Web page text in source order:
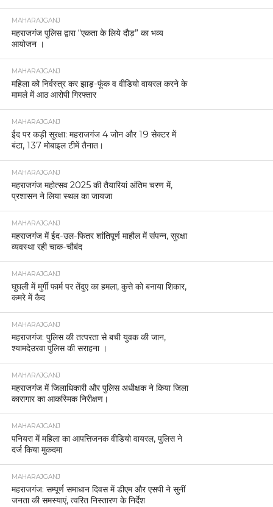
MAHARAJGANJ
महराजगंज पुलिस द्वारा “एकता के लिये दौड़” का भव्य
आयोजन ।
MAHARAJGANJ
महिला को निर्वस्त्र कर झाड़-फूंक व वीडियो वायरल करने के
मामले में आठ आरोपी गिरफ्तार
MAHARAJGANJ
ईद पर कड़ी सुरक्षा: महराजगंज 4 जोन और 19 सेक्टर में
बंटा, 137 मोबाइल टीमें तैनात।
MAHARAJGANJ
महराजगंज महोत्सव 2025 की तैयारियां अंतिम चरण में,
प्रशासन ने लिया स्थल का जायजा
MAHARAJGANJ
महराजगंज में ईद-उल-फितर शांतिपूर्ण माहौल में संपन्न, सुरक्षा
व्यवस्था रही चाक-चौबंद
MAHARAJGANJ
घुघली में मुर्गी फार्म पर तेंदुए का हमला, कुत्ते को बनाया शिकार,
कमरे में कैद
MAHARAJGANJ
महराजगंज: पुलिस की तत्परता से बची युवक की जान,
श्यामदेउरवा पुलिस की सराहना ।
MAHARAJGANJ
महराजगंज में जिलाधिकारी और पुलिस अधीक्षक ने किया जिला
कारागार का आकस्मिक निरीक्षण।
MAHARAJGANJ
पनियरा में महिला का आपत्तिजनक वीडियो वायरल, पुलिस ने
दर्ज किया मुकदमा
MAHARAJGANJ
महराजगंज: सम्पूर्ण समाधान दिवस में डीएम और एसपी ने सुनीं
जनता की समस्याएं, त्वरित निस्तारण के निर्देश